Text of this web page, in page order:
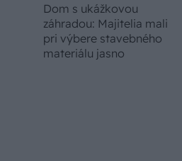
Dom s ukážkovou
záhradou: Majitelia mali
pri výbere stavebného
materiálu jasno